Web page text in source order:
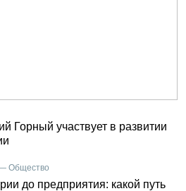
Горный участвует в развитии
Общество
до предприятия: какой путь